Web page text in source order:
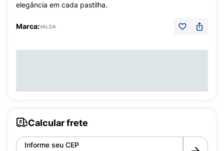
elegância em cada pastilha.
Marca:VALDA
Calcular frete
Informe seu CEP